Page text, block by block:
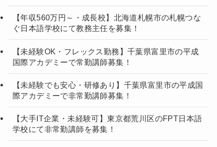
【年収560万円～・成長校】北海道札幌市の札幌つな
ぐ日本語学校にて教務主任を募集！
【未経験OK・フレックス勤務】千葉県富里市の平成
国際アカデミーで常勤講師募集！
【未経験でも安心・研修あり】千葉県富里市の平成国
際アカデミーで非常勤講師募集！
【大手IT企業・未経験可】東京都荒川区のFPT日本語
学校にて非常勤講師を募集！